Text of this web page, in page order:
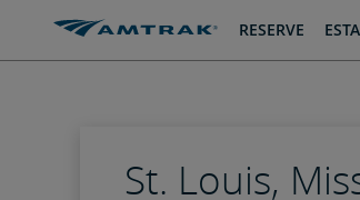
saltar
saltar RESERVE
St. Louis,